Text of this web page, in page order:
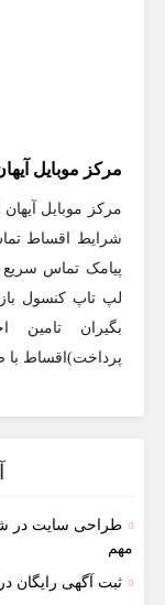
مرکز موبایل
مرکز موبایل
شرایط اقساط
پیامک تماس سریع
لپ تاپ کنسول
بگیران
پرداخت)اقساط با
طراحی سایت در
مهم
ثبت آگهی رایگان